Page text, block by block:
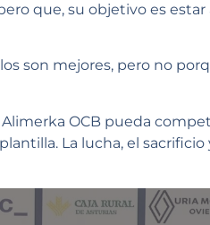
que, su objetivo es estar
son mejores, pero no
OCB pueda
La lucha, el